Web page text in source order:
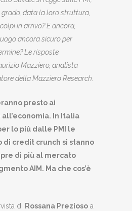
grado, data la loro struttura,
in arrivo? E ancora,
ancora sicuro per
Le risposte
Mazziero, analista
della Mazziero Research.
presto ai
In Italia
lo più dalle PMI le
di credit crunch si stanno
di più al mercato
AIM. Ma che cos’è
di Rossana Prezioso a